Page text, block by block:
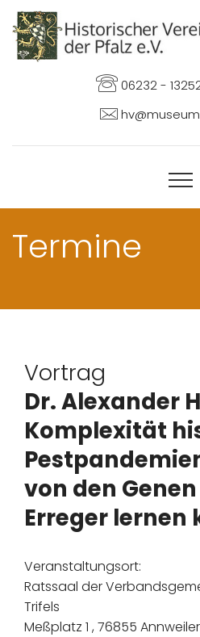
06232 -
Termine
Vortrag
Dr. Alexander
Komplexität
von den
Erreger lernen
Veranstaltungsort:
Ratssaal der
Trifels
Meßplatz 1 , 76855